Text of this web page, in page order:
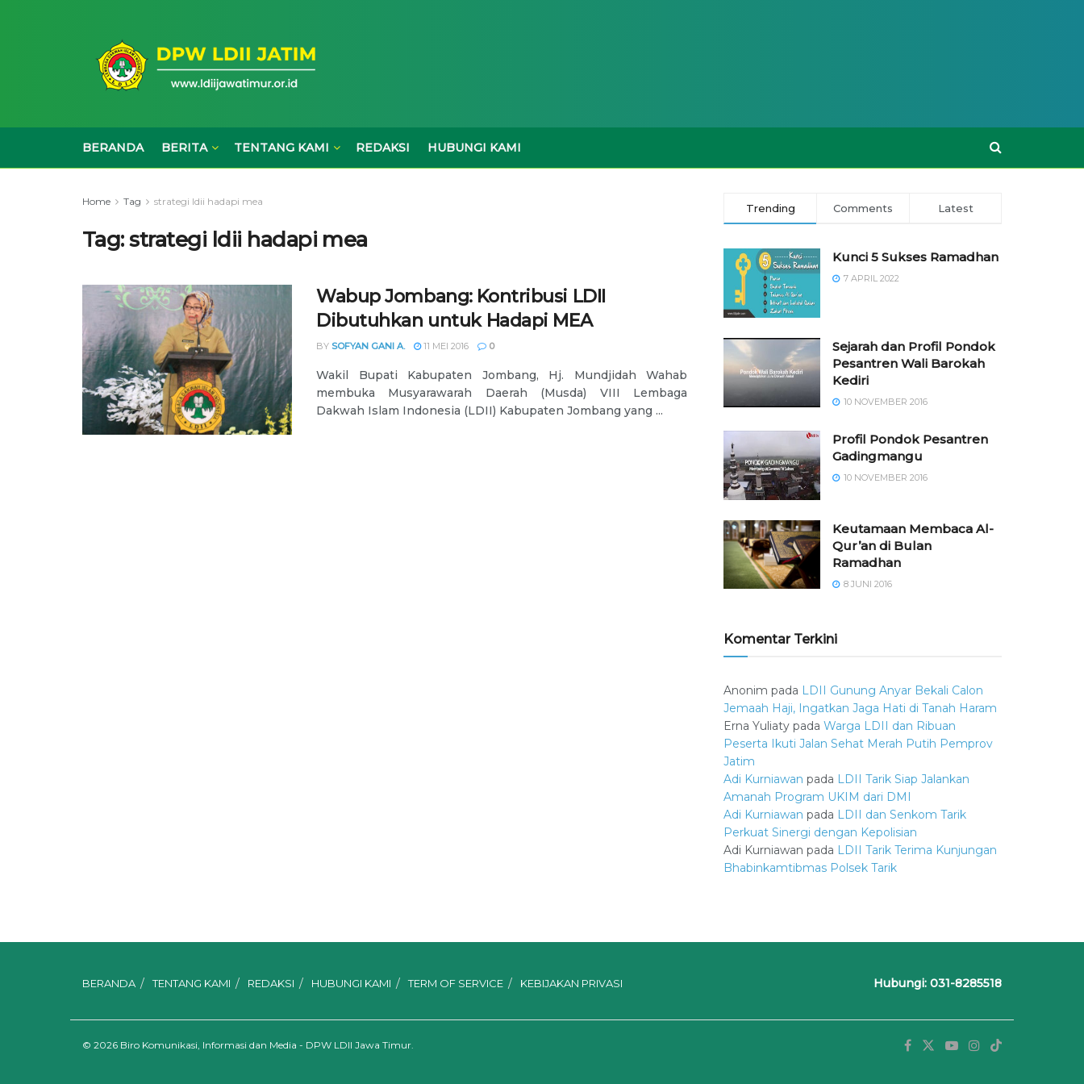
BERANDA BERITA TENTANG KAMI REDAKSI HUBUNGI KAMI
Home Tag strategi ldii hadapi mea
Tag:strategi ldii hadapi mea
Wabup Jombang: Kontribusi LDII
Dibutuhkan untuk Hadapi MEA
BY SOFYAN GANI A. 11 MEI 2016 0
Wakil Bupati Kabupaten Jombang, Hj. Mundjidah Wahab
membuka Musyarawarah Daerah (Musda) VIII Lembaga
Dakwah Islam Indonesia (LDII) Kabupaten Jombang yang ...
Trending Comments Latest
Kunci 5 Sukses Ramadhan
7 APRIL 2022
Sejarah dan Profil Pondok
Pesantren Wali Barokah
Kediri
10 NOVEMBER 2016
⁠⁠⁠Profil Pondok Pesantren
Gadingmangu
10 NOVEMBER 2016
Keutamaan Membaca Al-
Qur’an di Bulan
Ramadhan
8 JUNI 2016
Komentar Terkini
Anonim pada LDII Gunung Anyar Bekali Calon
Jemaah Haji, Ingatkan Jaga Hati di Tanah Haram
Erna Yuliaty pada Warga LDII dan Ribuan
Peserta Ikuti Jalan Sehat Merah Putih Pemprov
Jatim
Adi Kurniawan pada LDII Tarik Siap Jalankan
Amanah Program UKIM dari DMI
Adi Kurniawan pada LDII dan Senkom Tarik
Perkuat Sinergi dengan Kepolisian
Adi Kurniawan pada LDII Tarik Terima Kunjungan
Bhabinkamtibmas Polsek Tarik
BERANDA TENTANG KAMI REDAKSI HUBUNGI KAMI TERM OF SERVICE KEBIJAKAN PRIVASI Hubungi: 031-8285518
© 2026 Biro Komunikasi, Informasi dan Media - DPW LDII Jawa Timur.